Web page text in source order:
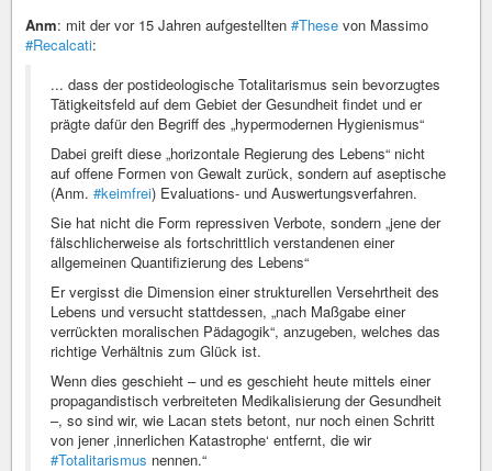
Anm: mit der vor 15 Jahren aufgestellten #These von Massimo
#Recalcati:
... dass der postideologische Totalitarismus sein bevorzugtes
Tätigkeitsfeld auf dem Gebiet der Gesundheit findet und er
prägte dafür den Begriff des „hypermodernen Hygienismus“
Dabei greift diese „horizontale Regierung des Lebens“ nicht
auf offene Formen von Gewalt zurück, sondern auf aseptische
(Anm. #keimfrei) Evaluations- und Auswertungsverfahren.
Sie hat nicht die Form repressiven Verbote, sondern „jene der
fälschlicherweise als fortschrittlich verstandenen einer
allgemeinen Quantifizierung des Lebens“
Er vergisst die Dimension einer strukturellen Versehrtheit des
Lebens und versucht stattdessen, „nach Maßgabe einer
verrückten moralischen Pädagogik“, anzugeben, welches das
richtige Verhältnis zum Glück ist.
Wenn dies geschieht – und es geschieht heute mittels einer
propagandistisch verbreiteten Medikalisierung der Gesundheit
–, so sind wir, wie Lacan stets betont, nur noch einen Schritt
von jener ‚innerlichen Katastrophe‘ entfernt, die wir
#Totalitarismus nennen.“